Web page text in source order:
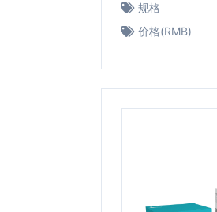
规格
价格(RMB)